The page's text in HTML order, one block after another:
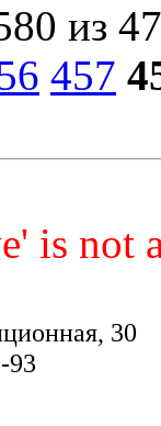
из
457
is not
30
93